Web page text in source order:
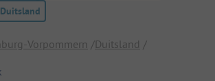
Vorpommern
Duitsland